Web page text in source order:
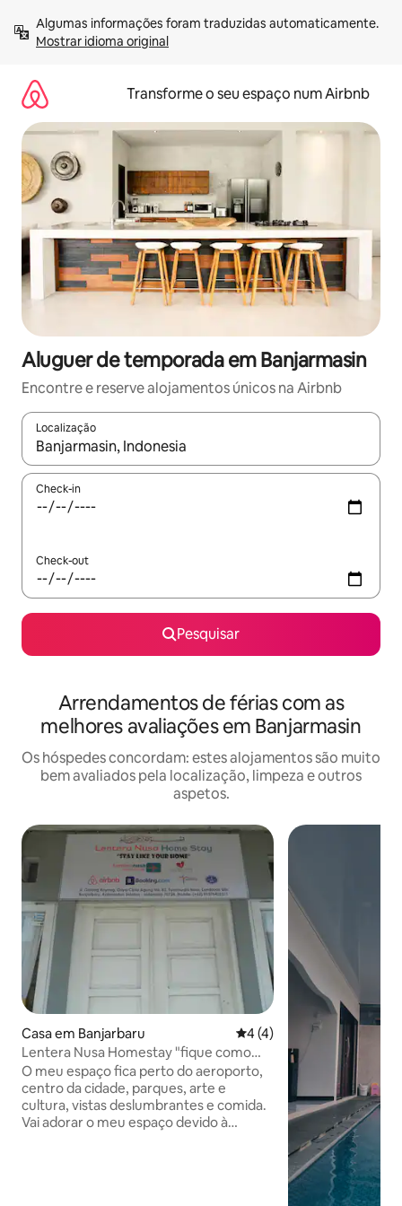
para
Mostrar idioma original
Transforme o seu espaço num Airbnb
Aluguer de temporada em Banjarmasin
Encontre e reserve alojamentos únicos na Airbnb
Localização
Quando os resultados estiverem disponíveis, navegue com
Check-in
Check-out
Pesquisar
Arrendamentos de férias com as
melhores avaliações em Banjarmasin
Os hóspedes concordam: estes alojamentos são muito
bem avaliados pela localização, limpeza e outros
aspetos.
Casa em Banjarbaru Classificação média de 4
4 (4)
Lentera Nusa Homestay "fique como
sua casa"
O meu espaço fica perto do aeroporto,
centro da cidade, parques, arte e
cultura, vistas deslumbrantes e comida.
Vai adorar o meu espaço devido à